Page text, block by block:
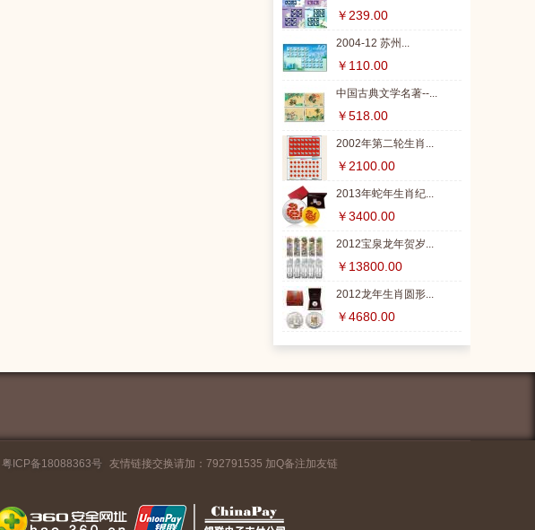
￥239.00
2004-12 苏州...
￥110.00
中国古典文学名著--...
￥518.00
2002年第二轮生肖...
￥2100.00
2013年蛇年生肖纪...
￥3400.00
2012宝泉龙年贺岁...
￥13800.00
2012龙年生肖圆形...
￥4680.00
粤ICP备18088363号 友情链接交换请加：792791535 加Q备注加友链